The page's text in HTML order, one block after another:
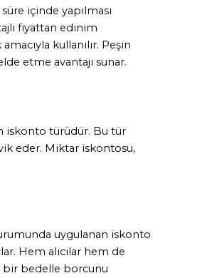
içinde yapılması
fiyattan edinim
kullanılır. Peşin
etme avantajı sunar.
iskonto türüdür. Bu tür
eder. Miktar iskontosu,
uygulanan iskonto
Hem alıcılar hem de
bir bedelle borcunu